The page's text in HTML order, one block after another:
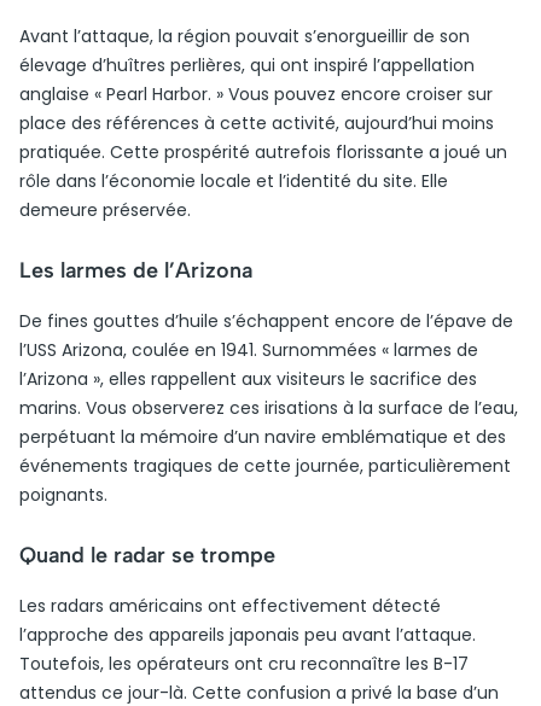
Avant l’attaque, la région pouvait s’enorgueillir de son
élevage d’huîtres perlières, qui ont inspiré l’appellation
anglaise « Pearl Harbor. » Vous pouvez encore croiser sur
place des références à cette activité, aujourd’hui moins
pratiquée. Cette prospérité autrefois florissante a joué un
rôle dans l’économie locale et l’identité du site. Elle
demeure préservée.
Les larmes de l’Arizona
De fines gouttes d’huile s’échappent encore de l’épave de
l’USS Arizona, coulée en 1941. Surnommées « larmes de
l’Arizona », elles rappellent aux visiteurs le sacrifice des
marins. Vous observerez ces irisations à la surface de l’eau,
perpétuant la mémoire d’un navire emblématique et des
événements tragiques de cette journée, particulièrement
poignants.
Quand le radar se trompe
Les radars américains ont effectivement détecté
l’approche des appareils japonais peu avant l’attaque.
Toutefois, les opérateurs ont cru reconnaître les B-17
attendus ce jour-là. Cette confusion a privé la base d’un